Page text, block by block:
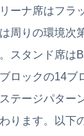
ーナ席はフラ
周りの環境次
スタンド席は
ロックの14ブ
テージパター
ります。以下